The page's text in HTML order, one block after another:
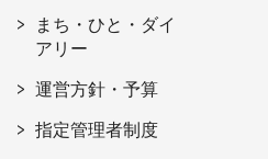
まち・ひと・ダイ
アリー
運営方針・予算
指定管理者制度